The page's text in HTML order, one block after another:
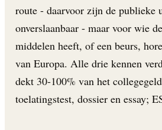
route - daarvoor zijn de publieke
onverslaanbaar - maar voor wie
middelen heeft, of een beurs,
van Europa. Alle drie kennen
dekt 30-100% van het
toelatingstest, dossier en essay;